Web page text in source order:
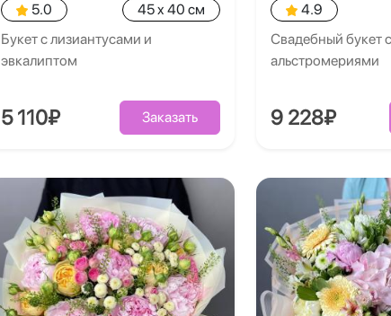
5.0
45 x 40 см
Букет с лизиантусами и
эвкалиптом
5 110₽ Заказать
4.9
Свадебный букет
альстромериями
9 228₽